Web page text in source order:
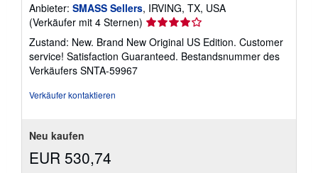
Anbieter: SMASS Sellers, IRVING, TX, USA
(Verkäufer mit 4 Sternen) Verkäuferbewertung
4
von
5
Zustand: New. Brand New Original US Edition. Customer
service! Satisfaction Guaranteed. Bestandsnummer des
Verkäufers SNTA-59967
Verkäufer kontaktieren
Neu kaufen
EUR 530,74